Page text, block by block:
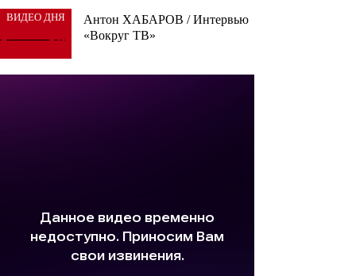
ВИДЕО ДНЯ
Антон ХАБАРОВ / Интервью
«Вокруг ТВ»